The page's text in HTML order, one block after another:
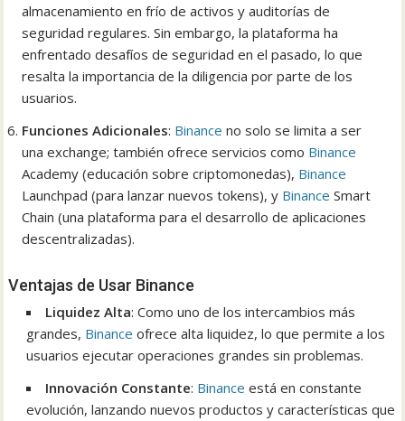
almacenamiento en frío de activos y auditorías de
seguridad regulares. Sin embargo, la plataforma ha
enfrentado desafíos de seguridad en el pasado, lo que
resalta la importancia de la diligencia por parte de los
usuarios.
Funciones Adicionales: Binance no solo se limita a ser
una exchange; también ofrece servicios como Binance
Academy (educación sobre criptomonedas), Binance
Launchpad (para lanzar nuevos tokens), y Binance Smart
Chain (una plataforma para el desarrollo de aplicaciones
descentralizadas).
Ventajas de Usar Binance
Liquidez Alta: Como uno de los intercambios más
grandes, Binance ofrece alta liquidez, lo que permite a los
usuarios ejecutar operaciones grandes sin problemas.
Innovación Constante: Binance está en constante
evolución, lanzando nuevos productos y características que